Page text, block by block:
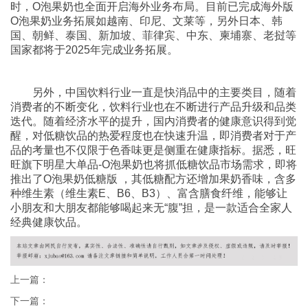
时，O泡果奶也全面开启海外业务布局。目前已完成海外版
O泡果奶业务拓展如越南、印尼、文莱等，另外日本、韩
国、朝鲜、泰国、新加坡、菲律宾、中东、柬埔寨、老挝等
国家都将于2025年完成业务拓展。
另外，中国饮料行业一直是快消品中的主要类目，随着
消费者的不断变化，饮料行业也在不断进行产品升级和品类
迭代。随着经济水平的提升，国内消费者的健康意识得到觉
醒，对低糖饮品的热爱程度也在快速升温，即消费者对于产
品的考量也不仅限于色香味更是侧重在健康指标。据悉，旺
旺旗下明星大单品-O泡果奶也将抓低糖饮品市场需求，即将
推出了O泡果奶低糖版 ，其低糖配方还增加果奶香味，含多
种维生素（维生素E、B6、B3）、富含膳食纤维，能够让
小朋友和大朋友都能够喝起来无“腹”担，是一款适合全家人
经典健康饮品。
上一篇：
下一篇：